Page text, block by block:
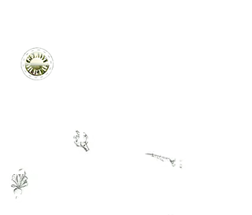
Gemeinsam
Landwirtschaft
en im Murtal